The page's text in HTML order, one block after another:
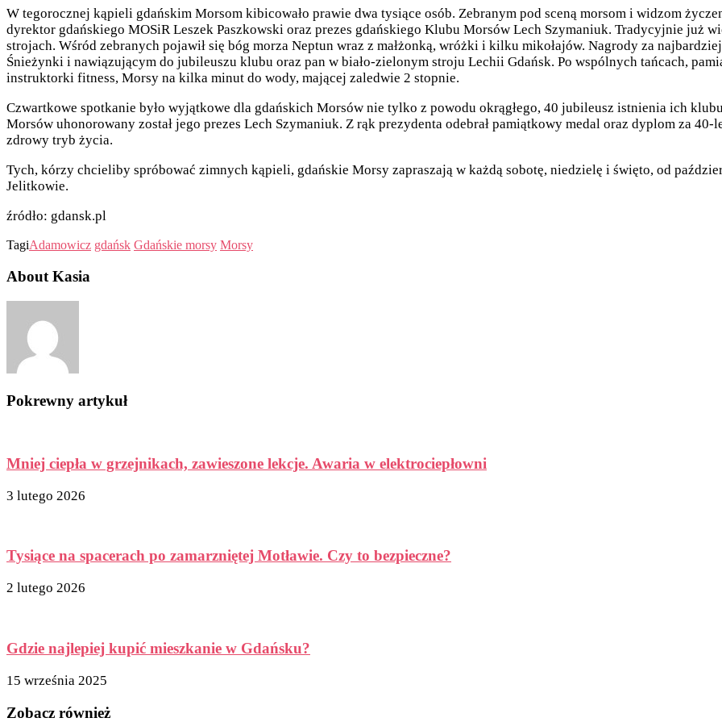
W tegorocznej kąpieli gdańskim Morsom kibicowało prawie dwa tysiące osób. Zebranym pod sceną morsom i widzom
dyrektor gdańskiego MOSiR Leszek Paszkowski oraz prezes gdańskiego Klubu Morsów Lech Szymaniuk. Tradycyjnie już
strojach. Wśród zebranych pojawił się bóg morza Neptun wraz z małżonką, wróżki i kilku mikołajów. Nagrody za
Śnieżynki i nawiązującym do jubileuszu klubu oraz pan w biało-zielonym stroju Lechii Gdańsk. Po wspólnych tańcach,
instruktorki fitness, Morsy na kilka minut do wody, mającej zaledwie 2 stopnie.
Czwartkowe spotkanie było wyjątkowe dla gdańskich Morsów nie tylko z powodu okrągłego, 40 jubileusz istnienia ich
Morsów uhonorowany został jego prezes Lech Szymaniuk. Z rąk prezydenta odebrał pamiątkowy medal oraz dyplom za
zdrowy tryb życia.
Tych, kórzy chcieliby spróbować zimnych kąpieli, gdańskie Morsy zapraszają w każdą sobotę, niedzielę i święto, od
Jelitkowie.
źródło: gdansk.pl
TagiAdamowicz gdańsk Gdańskie morsy Morsy
About Kasia
Pokrewny artykuł
Mniej ciepła w grzejnikach, zawieszone lekcje. Awaria w elektrociepłowni
3 lutego 2026
Tysiące na spacerach po zamarzniętej Motławie. Czy to bezpieczne?
2 lutego 2026
Gdzie najlepiej kupić mieszkanie w Gdańsku?
15 września 2025
Zobacz również